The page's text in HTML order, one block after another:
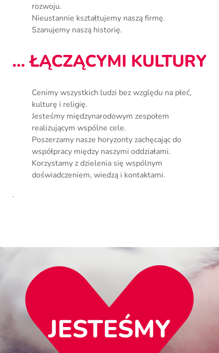
rozwoju.
Nieustannie kształtujemy naszą firmę.
Szanujemy naszą historię.
… ŁĄCZĄCYMI KULTURY
Cenimy wszystkich ludzi bez względu na płeć,
kulturę i religię.
Jesteśmy międzynarodowym zespołem
realizującym wspólne cele.
Poszerzamy nasze horyzonty zachęcając do
współpracy między naszymi oddziałami.
Korzystamy z dzielenia się wspólnym
doświadczeniem, wiedzą i kontaktami.
.
JESTEŚMY